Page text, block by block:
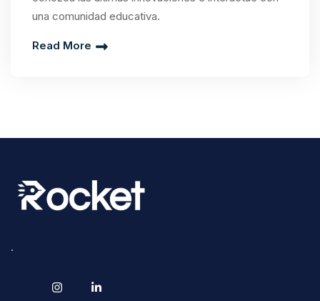
productividad. Descubra más de 50 clases,
una comunidad educativa.